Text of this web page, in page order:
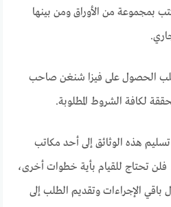
بمجموعة من الأوراق ومن بينها
الحصول على فيزا شنغن صاحب
لكافة الشروط المطلوبة.
هذه الوثائق إلى أحد مكاتب
تحتاج للقيام بأية خطوات أخرى،
الإجراءات وتقديم الطلب إلى